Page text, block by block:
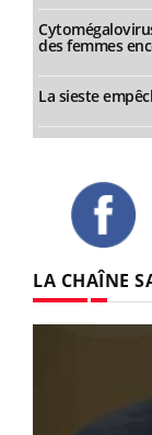
des femmes
La sieste
LA CHAÎNE